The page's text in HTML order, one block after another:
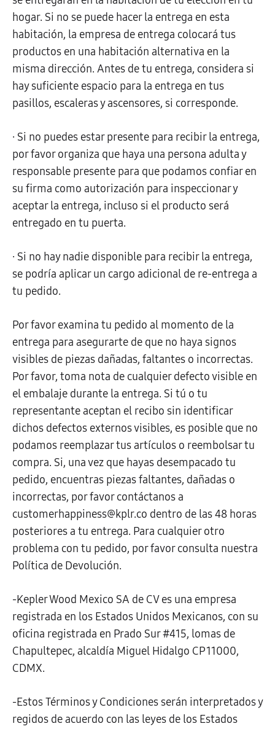
hogar. Si no se puede hacer la entrega en esta
habitación, la empresa de entrega colocará tus
productos en una habitación alternativa en la
misma dirección. Antes de tu entrega, considera si
hay suficiente espacio para la entrega en tus
pasillos, escaleras y ascensores, si corresponde.
· Si no puedes estar presente para recibir la entrega,
por favor organiza que haya una persona adulta y
responsable presente para que podamos confiar en
su firma como autorización para inspeccionar y
aceptar la entrega, incluso si el producto será
entregado en tu puerta.
· Si no hay nadie disponible para recibir la entrega,
se podría aplicar un cargo adicional de re-entrega a
tu pedido.
Por favor examina tu pedido al momento de la
entrega para asegurarte de que no haya signos
visibles de piezas dañadas, faltantes o incorrectas.
Por favor, toma nota de cualquier defecto visible en
el embalaje durante la entrega. Si tú o tu
representante aceptan el recibo sin identificar
dichos defectos externos visibles, es posible que no
podamos reemplazar tus artículos o reembolsar tu
compra. Si, una vez que hayas desempacado tu
pedido, encuentras piezas faltantes, dañadas o
incorrectas, por favor contáctanos a
customerhappiness@kplr.co dentro de las 48 horas
posteriores a tu entrega. Para cualquier otro
problema con tu pedido, por favor consulta nuestra
Política de Devolución.
-Kepler Wood Mexico SA de CV es una empresa
registrada en los Estados Unidos Mexicanos, con su
oficina registrada en Prado Sur #415, lomas de
Chapultepec, alcaldía Miguel Hidalgo CP 11000,
CDMX.
-Estos Términos y Condiciones serán interpretados y
regidos de acuerdo con las leyes de los Estados